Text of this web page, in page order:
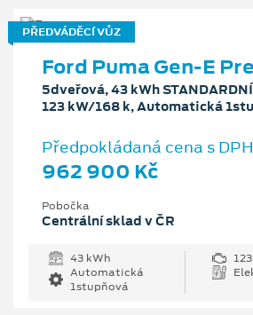
PŘEDVÁDĚCÍ VŮZ
Ford Puma Gen-E
5dveřová, 43 kWh
123 kW/168 k, Automatická
Předpokládaná cena s DPH
962 900 Kč
Pobočka
Centrální sklad v ČR
43 kWh
Automatická
1stupňová